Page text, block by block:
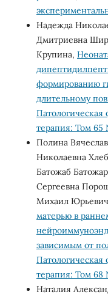
Надежда
Дмитриевна
Крупина,
формированию
длительному
Патологическая
терапия: Том 65
Полина
Николаевна
Батожаб
Сергеевна
Михаил Юрьевич
матерью в
зависимым от
Патологическая
терапия: Том
Наталия